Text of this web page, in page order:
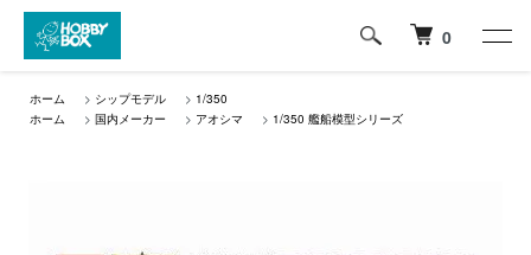
0
ホーム > シップモデル > 1/350
ホーム
> 国内メーカー > アオシマ > 1/350 艦船模型シリーズ